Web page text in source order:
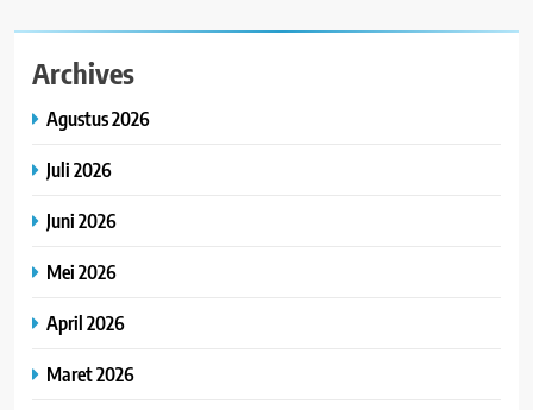
Archives
Agustus 2026
Juli 2026
Juni 2026
Mei 2026
April 2026
Maret 2026